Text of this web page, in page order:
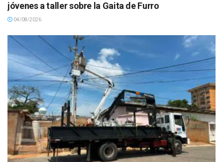
jóvenes a taller sobre la Gaita de Furro
04/08/2026